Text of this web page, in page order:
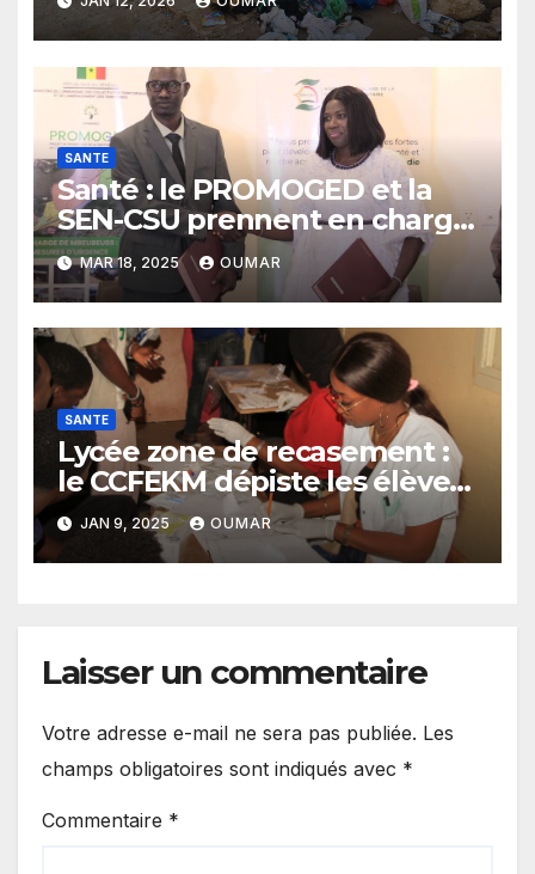
SANTE
Santé : le PROMOGED et la
SEN-CSU prennent en charge
les récupérateurs de
Mbeubeuss
MAR 18, 2025 OUMAR
SANTE
Lycée zone de recasement :
le CCFEKM dépiste les élèves
du VIH
JAN 9, 2025 OUMAR
Laisser un commentaire
Votre adresse e-mail ne sera pas publiée. Les
champs obligatoires sont indiqués avec *
Commentaire *